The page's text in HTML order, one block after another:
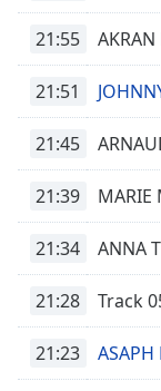
Beginning
dialog
Escape
close
window.
Text
Color
21:55
21:51
21:45
21:39 MARIE
21:34 ANNA
21:28 Track
21:23 ASAPH